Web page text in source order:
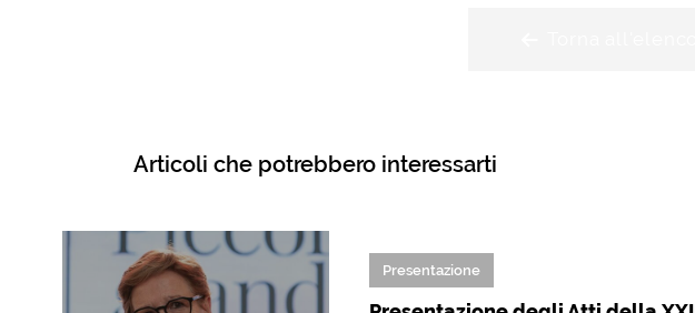
Articoli che potrebbero interessarti
Presentazione